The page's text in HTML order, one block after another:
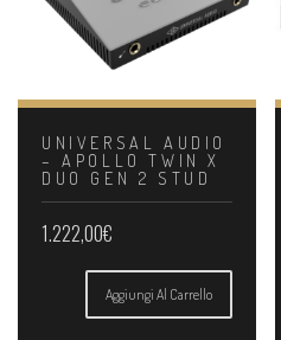
UNIVERSAL AUDIO
– APOLLO TWIN X
DUO GEN 2 STUD
1.222,00€
Aggiungi Al Carrello